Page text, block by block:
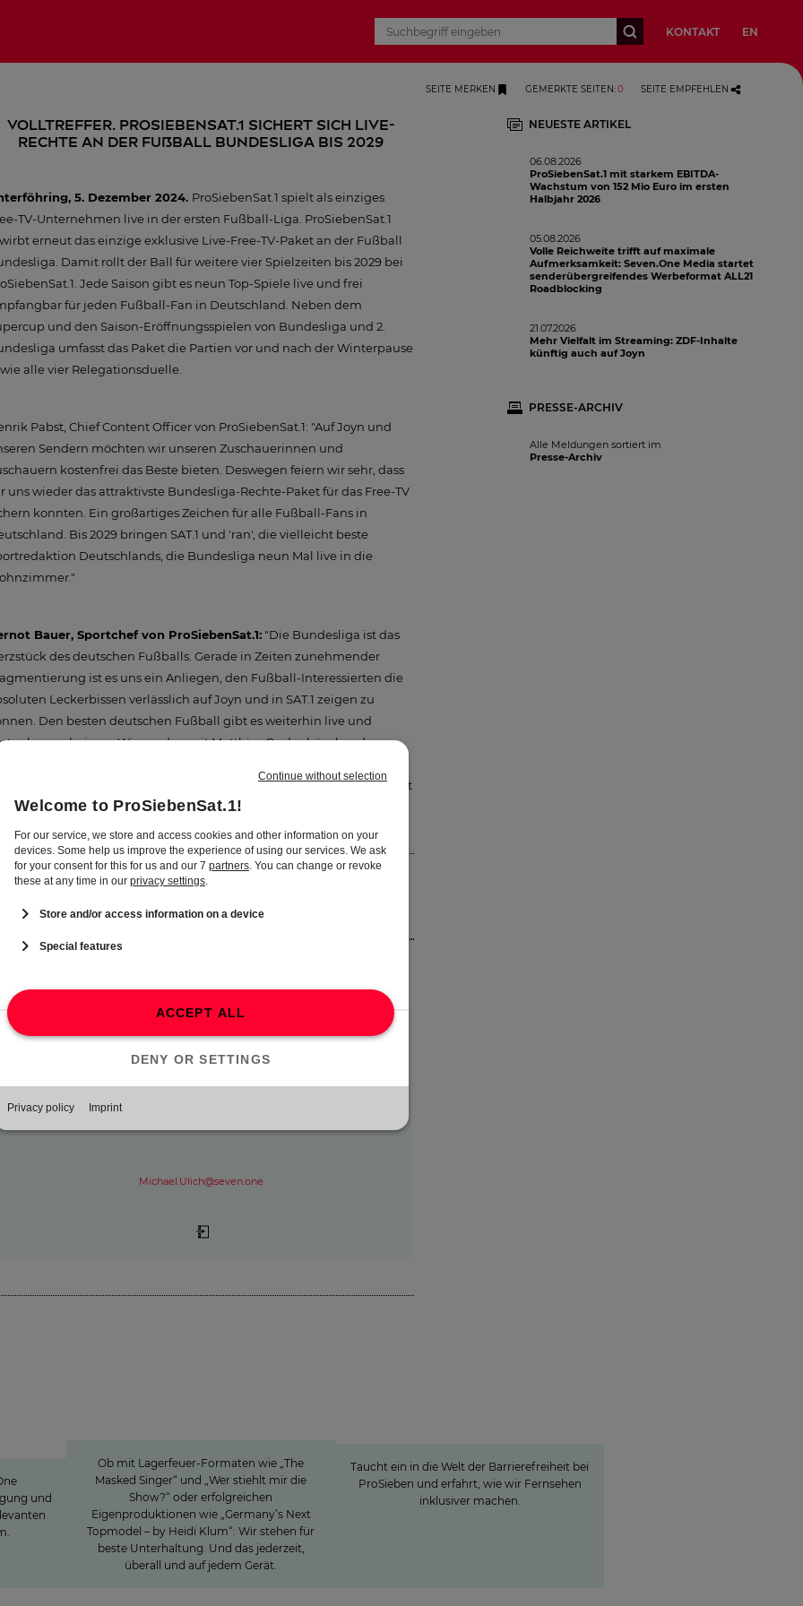
KONTAKT EN
SEITE MERKEN GEMERKTE SEITEN:0 SEITE EMPFEHLEN
NEUESTE ARTIKEL
06.08.2026
ProSiebenSat.1 mit starkem EBITDA-
Wachstum von 152 Mio Euro im ersten
Halbjahr 2026
05.08.2026
Volle Reichweite trifft auf maximale
Aufmerksamkeit: Seven.One Media startet
senderübergreifendes Werbeformat ALL21
Roadblocking
21.07.2026
Mehr Vielfalt im Streaming: ZDF-Inhalte
künftig auch auf Joyn
PRESSE-ARCHIV
Alle Meldungen sortiert im
Presse-Archiv
Volltreffer. ProSiebenSat.1 sichert sich Live-
Rechte an der Fußball Bundesliga bis 2029
5. Dezember 2024. ProSiebenSat.1 spielt als einziges
TV-Unternehmen live in der ersten Fußball-Liga. ProSiebenSat.1
erneut das einzige exklusive Live-Free-TV-Paket an der Fußball
Damit rollt der Ball für weitere vier Spielzeiten bis 2029 bei
Jede Saison gibt es neun Top-Spiele live und frei
für jeden Fußball-Fan in Deutschland. Neben dem
und den Saison-Eröffnungsspielen von Bundesliga und 2.
umfasst das Paket die Partien vor und nach der Winterpause
alle vier Relegationsduelle.
Pabst, Chief Content Officer von ProSiebenSat.1: "Auf Joyn und
Sendern möchten wir unseren Zuschauerinnen und
kostenfrei das Beste bieten. Deswegen feiern wir sehr, dass
uns wieder das attraktivste Bundesliga-Rechte-Paket für das Free-TV
konnten. Ein großartiges Zeichen für alle Fußball-Fans in
Bis 2029 bringen SAT.1 und 'ran', die vielleicht beste
Deutschlands, die Bundesliga neun Mal live in die
Bauer, Sportchef von ProSiebenSat.1: "Die Bundesliga ist das
des deutschen Fußballs. Gerade in Zeiten zunehmender
ist es uns ein Anliegen, den Fußball-Interessierten die
Leckerbissen verlässlich auf Joyn und in SAT.1 zeigen zu
Den besten deutschen Fußball gibt es weiterhin live und
nur bei uns. Wir werden mit Matthias Opdenhövel und
Fußball und einzigartige Live-Abende bieten. 2025 kommt
der Bundesliga auch die U21-Europameisterschaft live bei uns."
Download
PM SOEG Bundesliga
Ansprechpartner
Content Communications
Sprecher Kabel Eins, CvD Sport
Michael.Ulich@seven.one
und
Ob mit Lagerfeuer-Formaten wie „The
Masked Singer“ und „Wer stiehlt mir die
Show?“ oder erfolgreichen
Eigenproduktionen wie „Germany’s Next
Topmodel – by Heidi Klum“: Wir stehen für
beste Unterhaltung. Und das jederzeit,
überall und auf jedem Gerät.
Taucht ein in die Welt der Barrierefreiheit bei
ProSieben und erfahrt, wie wir Fernsehen
inklusiver machen.